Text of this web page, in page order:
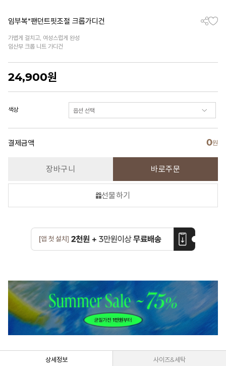
임부복*팬던트핏조절 크롭가디건
가볍게 걸치고, 여성스럽게 완성
임산부 크롭 니트 가디건
24,900원
색상
결제금액 0원
장바구니 바로주문
선물하기
상세정보 사이즈&세탁